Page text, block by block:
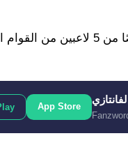
سيدخل الزمالك مباراة ديكاداها في ذهاب دور الـ 32 من كأس الكونفدرالية الأفريقية
App Store